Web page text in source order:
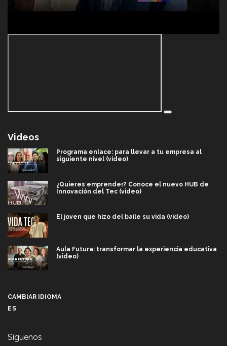
Videos
Programa enlace: para llevar a tu empresa al
siguiente nivel (video)
¿Quieres emprender? Conoce el nuevo HUB de
Innovación del Tec (video)
El joven que hizo del baile su vida (video)
Aula Futura: transformar la experiencia educativa
(video)
CAMBIAR IDIOMA
ES
Síguenos